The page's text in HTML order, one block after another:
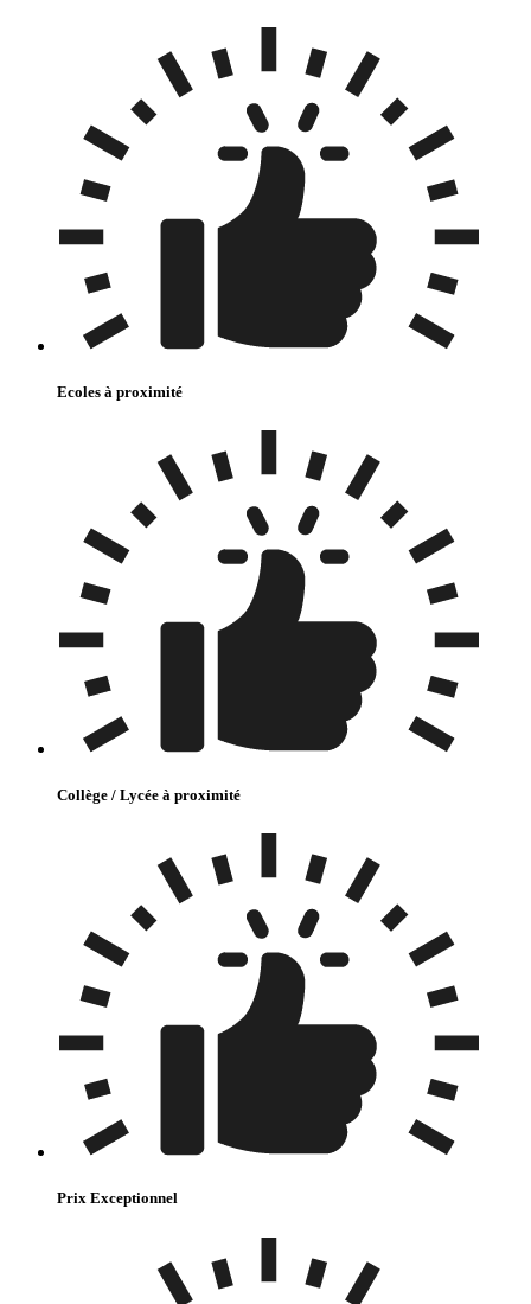
Ecoles à proximité
Collège / Lycée à proximité
Prix Exceptionnel